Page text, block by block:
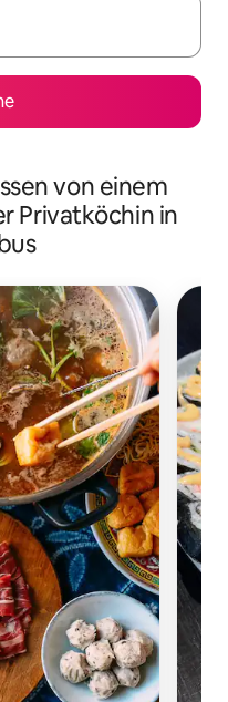
navigiere mit den
von einem
Privatköchin in